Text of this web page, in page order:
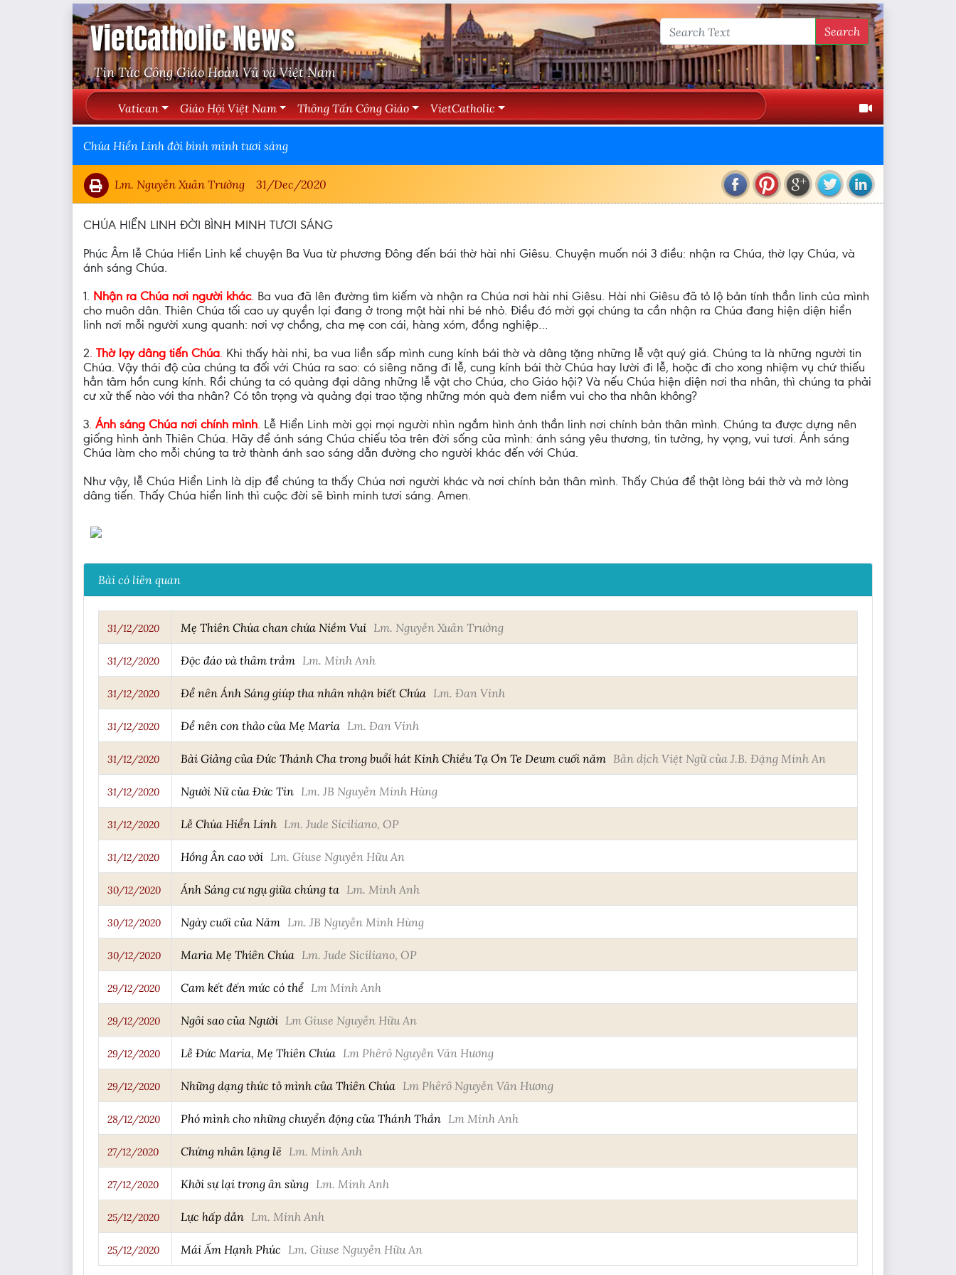
VietCatholic News
Tin Tức Công Giáo Hoàn Vũ và Việt Nam
Search
Vatican Giáo Hội Việt Nam Thông Tấn Công Giáo VietCatholic
Chúa Hiển Linh đời bình minh tươi sáng
Lm. Nguyễn Xuân Trường 31/Dec/2020
CHÚA HIỂN LINH ĐỜI BÌNH MINH TƯƠI SÁNG
Phúc Âm lễ Chúa Hiển Linh kể chuyện Ba Vua từ phương Đông đến bái thờ hài nhi Giêsu. Chuyện muốn nói 3 điều: nhận ra Chúa, thờ lạy Chúa, và
ánh sáng Chúa.
1. Nhận ra Chúa nơi người khác. Ba vua đã lên đường tìm kiếm và nhận ra Chúa nơi hài nhi Giêsu. Hài nhi Giêsu đã tỏ lộ bản tính thần linh của mình
cho muôn dân. Thiên Chúa tối cao uy quyền lại đang ở trong một hài nhi bé nhỏ. Điều đó mời gọi chúng ta cần nhận ra Chúa đang hiện diện hiển
linh nơi mỗi người xung quanh: nơi vợ chồng, cha mẹ con cái, hàng xóm, đồng nghiệp…
2. Thờ lạy dâng tiến Chúa. Khi thấy hài nhi, ba vua liền sấp mình cung kính bái thờ và dâng tặng những lễ vật quý giá. Chúng ta là những người tin
Chúa. Vậy thái độ của chúng ta đối với Chúa ra sao: có siêng năng đi lễ, cung kính bái thờ Chúa hay lười đi lễ, hoặc đi cho xong nhiệm vụ chứ thiếu
hẳn tâm hồn cung kính. Rồi chúng ta có quảng đại dâng những lễ vật cho Chúa, cho Giáo hội? Và nếu Chúa hiện diện nơi tha nhân, thì chúng ta phải
cư xử thế nào với tha nhân? Có tôn trọng và quảng đại trao tặng những món quà đem niềm vui cho tha nhân không?
3. Ánh sáng Chúa nơi chính mình. Lễ Hiển Linh mời gọi mọi người nhìn ngắm hình ảnh thần linh nơi chính bản thân mình. Chúng ta được dựng nên
giống hình ảnh Thiên Chúa. Hãy để ánh sáng Chúa chiếu tỏa trên đời sống của mình: ánh sáng yêu thương, tin tưởng, hy vọng, vui tươi. Ánh sáng
Chúa làm cho mỗi chúng ta trở thành ánh sao sáng dẫn đường cho người khác đến với Chúa.
Như vậy, lễ Chúa Hiển Linh là dịp để chúng ta thấy Chúa nơi người khác và nơi chính bản thân mình. Thấy Chúa để thật lòng bái thờ và mở lòng
dâng tiến. Thấy Chúa hiển linh thì cuộc đời sẽ bình minh tươi sáng. Amen.
Bài có liên quan
31/12/2020 Mẹ Thiên Chúa chan chứa Niềm Vui Lm. Nguyễn Xuân Trường
31/12/2020 Độc đáo và thâm trầm Lm. Minh Anh
31/12/2020 Để nên Ánh Sáng giúp tha nhân nhận biết Chúa Lm. Đan Vinh
31/12/2020 Để nên con thảo của Mẹ Maria Lm. Đan Vinh
31/12/2020 Bài Giảng của Đức Thánh Cha trong buổi hát Kinh Chiều Tạ Ơn Te Deum cuối năm Bản dịch Việt Ngữ của J.B. Đặng Minh An
31/12/2020 Người Nữ của Đức Tin Lm. JB Nguyễn Minh Hùng
31/12/2020 Lễ Chúa Hiển Linh Lm. Jude Siciliano, OP
31/12/2020 Hồng Ân cao vời Lm. Giuse Nguyễn Hữu An
30/12/2020 Ánh Sáng cư ngụ giữa chúng ta Lm. Minh Anh
30/12/2020 Ngày cuối của Năm Lm. JB Nguyễn Minh Hùng
30/12/2020 Maria Mẹ Thiên Chúa Lm. Jude Siciliano, OP
29/12/2020 Cam kết đến mức có thể Lm Minh Anh
29/12/2020 Ngôi sao của Người Lm Giuse Nguyễn Hữu An
29/12/2020 Lễ Đức Maria, Mẹ Thiên Chúa Lm Phêrô Nguyễn Văn Hương
29/12/2020 Những dạng thức tỏ mình của Thiên Chúa Lm Phêrô Nguyễn Văn Hương
28/12/2020 Phó mình cho những chuyển động của Thánh Thần Lm Minh Anh
27/12/2020 Chứng nhân lặng lẽ Lm. Minh Anh
27/12/2020 Khởi sự lại trong ân sủng Lm. Minh Anh
25/12/2020 Lực hấp dẫn Lm. Minh Anh
25/12/2020 Mái Ấm Hạnh Phúc Lm. Giuse Nguyễn Hữu An